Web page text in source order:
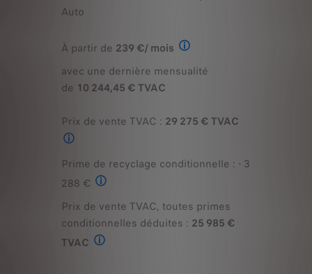
Auto
À partir de 239 €/ mois
Exemple illustratif du produit
avec une dernière mensualité
de 10 244,45 € TVAC
Prix de vente TVAC : 29 275 € TVAC
Prix de vente TVAC pour l'achat d'une PEUGEOT E-208 STYLE
Prime de recyclage conditionnelle : - 3
288 €
La prime de recyclage est une prime conditionnelle et
Prix de vente TVAC, toutes primes
conditionnelles déduites : 25 985 €
TVAC